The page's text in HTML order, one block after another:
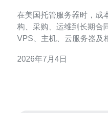
在美国托管服务器时，成
构、采购、运维到长期合
VPS、主机、云服务器及
步是明确业务需求：访问
2026年7月4日